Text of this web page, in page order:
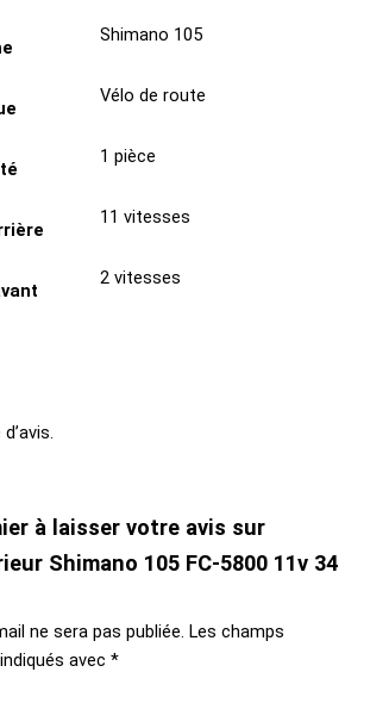
Shimano 105
Vélo de route
1 pièce
11 vitesses
2 vitesses
à laisser votre avis sur
Shimano 105 FC-5800 11v 34
ne sera pas publiée. Les champs
avec *